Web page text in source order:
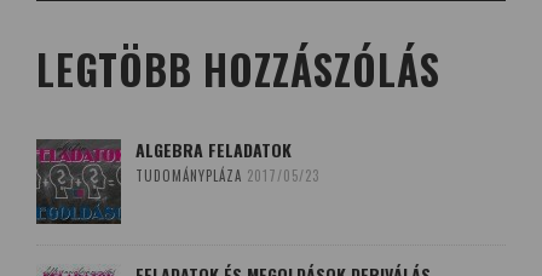
LEGTÖBB HOZZÁSZÓLÁS
ALGEBRA FELADATOK
TUDOMÁNYPLÁZA 2017/05/23